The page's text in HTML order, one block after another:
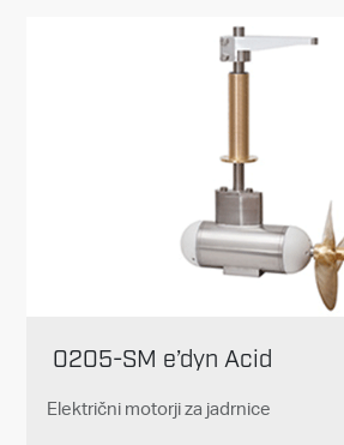
0205-SM e’dyn Acid
Električni motorji za jadrnice